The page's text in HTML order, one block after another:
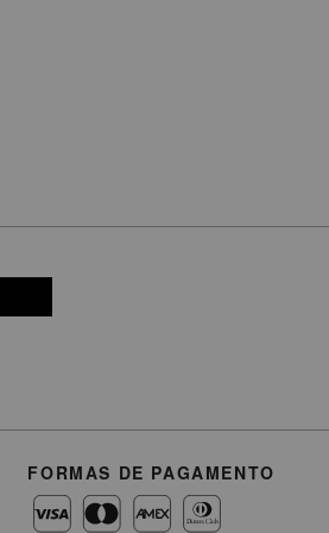
FORMAS DE PAGAMENTO